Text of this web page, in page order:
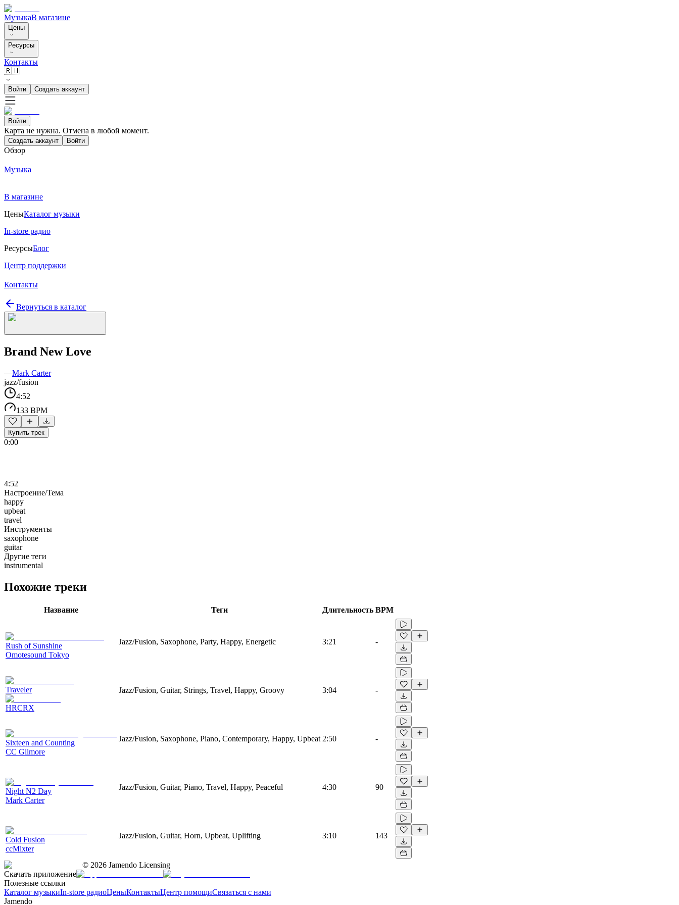
МузыкаВ магазине
Цены
Ресурсы
Контакты
🇷🇺
Войти Создать аккаунт
Войти
Карта не нужна. Отмена в любой момент.
Создать аккаунт Войти
Обзор
Музыка
В магазине
ЦеныКаталог музыки
In-store радио
РесурсыБлог
Центр поддержки
Контакты
Вернуться в каталог
Brand New Love
—Mark Carter
jazz/fusion
4:52
133 BPM
Купить трек
0:00
4:52
Настроение/Тема
happy
upbeat
travel
Инструменты
saxophone
guitar
Другие теги
instrumental
Похожие треки
Название Теги Длительность BPM
Rush of Sunshine
Omotesound Tokyo
Jazz/Fusion, Saxophone, Party, Happy, Energetic 3:21 -
Traveler
HRCRX
Jazz/Fusion, Guitar, Strings, Travel, Happy, Groovy 3:04 -
Sixteen and Counting
CC Gilmore
Jazz/Fusion, Saxophone, Piano, Contemporary, Happy, Upbeat 2:50 -
Night N2 Day
Mark Carter
Jazz/Fusion, Guitar, Piano, Travel, Happy, Peaceful 4:30 90
Cold Fusion
ccMixter
Jazz/Fusion, Guitar, Horn, Upbeat, Uplifting 3:10 143
© 2026 Jamendo Licensing
Скачать приложение
Полезные ссылки
Каталог музыкиIn-store радиоЦеныКонтактыЦентр помощиСвязаться с нами
Jamendo